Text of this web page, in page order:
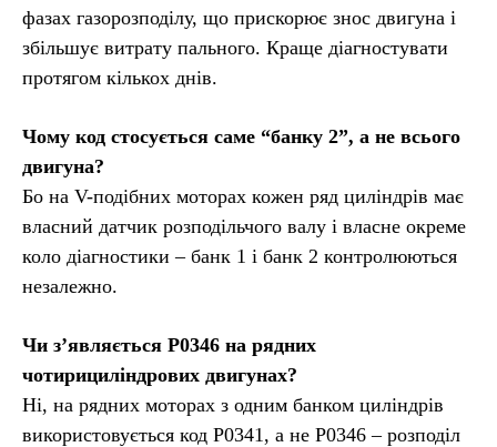
фазах газорозподілу, що прискорює знос двигуна і
збільшує витрату пального. Краще діагностувати
протягом кількох днів.
Чому код стосується саме “банку 2”, а не всього
двигуна?
Бо на V-подібних моторах кожен ряд циліндрів має
власний датчик розподільчого валу і власне окреме
коло діагностики – банк 1 і банк 2 контролюються
незалежно.
Чи з’являється P0346 на рядних
чотирициліндрових двигунах?
Ні, на рядних моторах з одним банком циліндрів
використовується код P0341, а не P0346 – розподіл